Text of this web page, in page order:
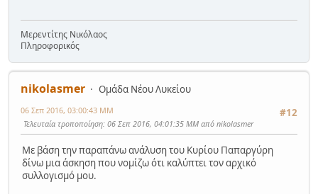
Μερεντίτης Νικόλαος
Πληροφορικός
nikolasmer
Ομάδα Νέου Λυκείου
#12
06 Σεπ 2016, 03:00:43 ΜΜ
Τελευταία τροποποίηση: 06 Σεπ 2016, 04:01:35 ΜΜ από nikolasmer
Με βάση την παραπάνω ανάλυση του Κυρίου Παπαργύρη
δίνω μια άσκηση που νομίζω ότι καλύπτει τον αρχικό
συλλογισμό μου.